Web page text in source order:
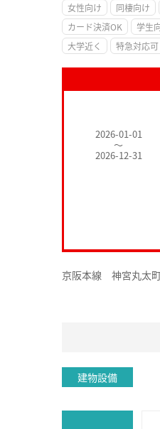
女性向け 同棲向け
カード決済OK
学生
大学近く
特急対応可
2026-01-01
～
2026-12-31
京阪本線 神宮丸太
建物設備